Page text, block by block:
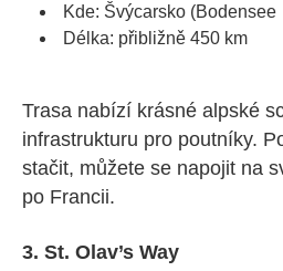
Kde: Švýcarsko
Délka: přibližně 450 km
Trasa nabízí krásné alpské
infrastrukturu pro poutníky.
stačit, můžete se napojit na
po Francii.
3. St. Olav’s Way